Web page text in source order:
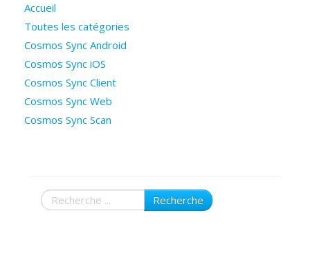
Poser une question
Questions ouvertes
Connexion
Accueil
Toutes les catégories
Cosmos Sync Android
Cosmos Sync iOS
Cosmos Sync Client
Cosmos Sync Web
Cosmos Sync Scan
Recherche